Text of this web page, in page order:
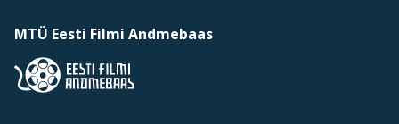
MTÜ Eesti Filmi Andmebaas